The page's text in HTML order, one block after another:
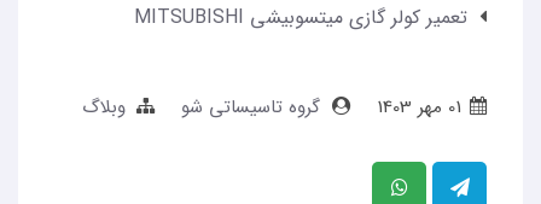
تعمیر کولر گازی میتسوبیشی MITSUBISHI
گروه تاسیساتی شو وبلاگ